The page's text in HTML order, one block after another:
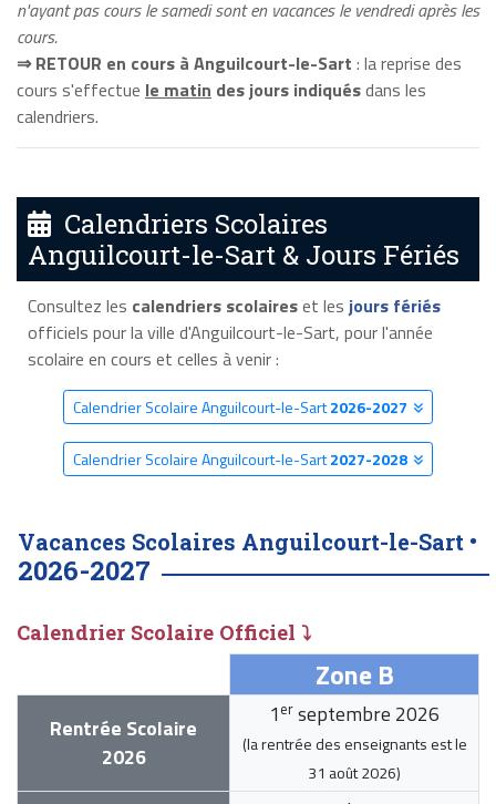
n'ayant pas cours le samedi sont en vacances le vendredi après les
cours.
⇒ RETOUR en cours à Anguilcourt-le-Sart : la reprise des
cours s'effectue le matin des jours indiquésdans les
calendriers.
Calendriers Scolaires
Anguilcourt-le-Sart & Jours Fériés
Consultez les calendriers scolaireset les jours fériés
officiels pour la ville d'Anguilcourt-le-Sart, pour l'année
scolaire en cours et celles à venir :
Calendrier Scolaire Anguilcourt-le-Sart2026-2027
Calendrier Scolaire Anguilcourt-le-Sart2027-2028
Vacances Scolaires Anguilcourt-le-Sart •
2026-2027
Calendrier Scolaire Officiel ⤵
Zone B
Rentrée Scolaire
2026
1 er septembre 2026
(la rentrée des enseignants est le
31 août 2026)